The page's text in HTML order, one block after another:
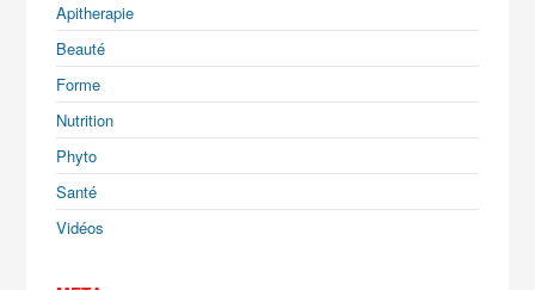
Apitherapie
Beauté
Forme
Nutrition
Phyto
Santé
Vidéos